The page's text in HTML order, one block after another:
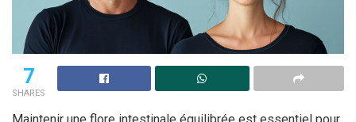
7
SHARES